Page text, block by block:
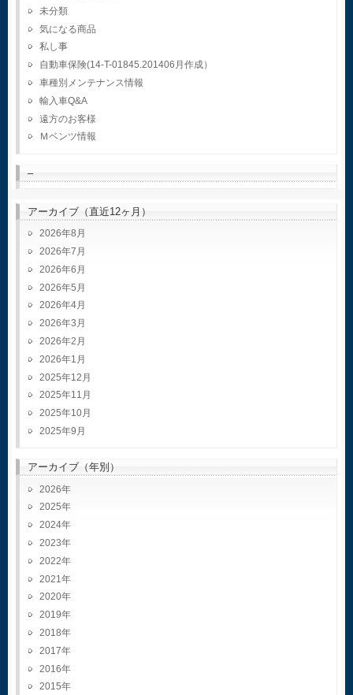
未分類
気になる商品
私し事
自動車保険(14-T-01845.201406月作成）
車種別メンテナンス情報
輸入車Q&A
遠方のお客様
Ｍベンツ情報
–
アーカイブ（直近12ヶ月）
2026年8月
2026年7月
2026年6月
2026年5月
2026年4月
2026年3月
2026年2月
2026年1月
2025年12月
2025年11月
2025年10月
2025年9月
アーカイブ（年別）
2026
2025
2024
2023
2022
2021
2020
2019
2018
2017
2016
2015